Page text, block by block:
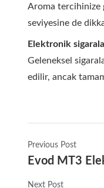
Aroma tercihinize
seviyesine de
Elektronik
Geleneksel
edilir, ancak
Previous Post
Evod MT3
Next Post